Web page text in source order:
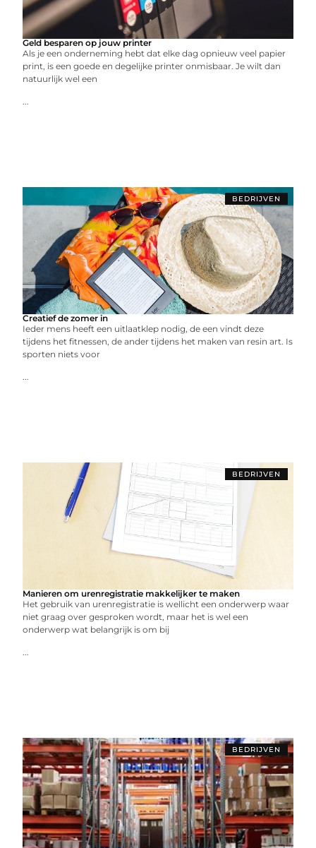
Geld besparen op jouw printer
Als je een onderneming hebt dat elke dag opnieuw veel papier
print, is een goede en degelijke printer onmisbaar. Je wilt dan
natuurlijk wel een
...
BEDRIJVEN
Creatief de zomer in
Ieder mens heeft een uitlaatklep nodig, de een vindt deze
tijdens het fitnessen, de ander tijdens het maken van resin art. Is
sporten niets voor
...
BEDRIJVEN
Manieren om urenregistratie makkelijker te maken
Het gebruik van urenregistratie is wellicht een onderwerp waar
niet graag over gesproken wordt, maar het is wel een
onderwerp wat belangrijk is om bij
...
BEDRIJVEN